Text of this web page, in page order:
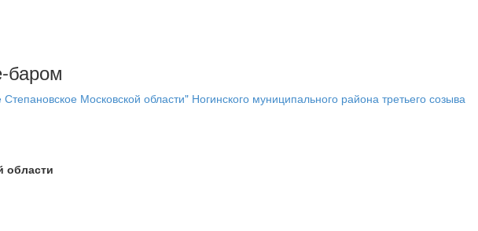
Московской области" Ногинского муниципального района третьего созыва
области